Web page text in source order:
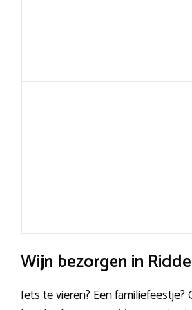
Wijn bezorgen in
Iets te vieren? Een